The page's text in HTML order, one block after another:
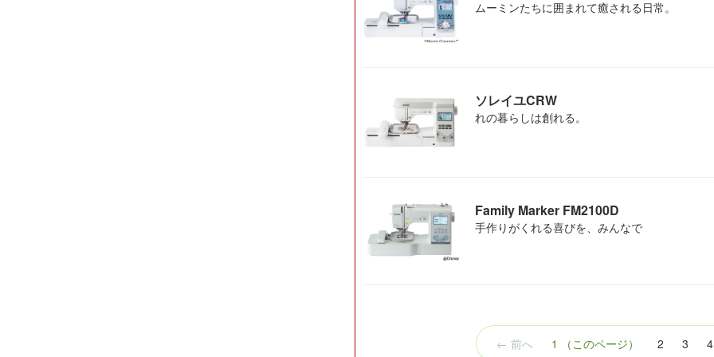
ムーミンたちに囲まれて癒される日常。
ソレイユCRW
れの暮らしは創れる。
Family Marker FM2100D
手作りがくれる喜びを、みんなで
← 前へ 1 （このページ） 2 3 4